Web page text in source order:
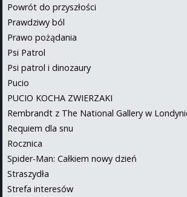
Powrót do przyszłości
Prawdziwy ból
Prawo pożądania
Psi Patrol
Psi patrol i dinozaury
Pucio
PUCIO KOCHA ZWIERZAKI
Rembrandt z The National Gallery w
Requiem dla snu
Rocznica
Spider-Man: Całkiem nowy dzień
Straszydła
Strefa interesów